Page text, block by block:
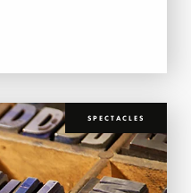
SPECTACLES